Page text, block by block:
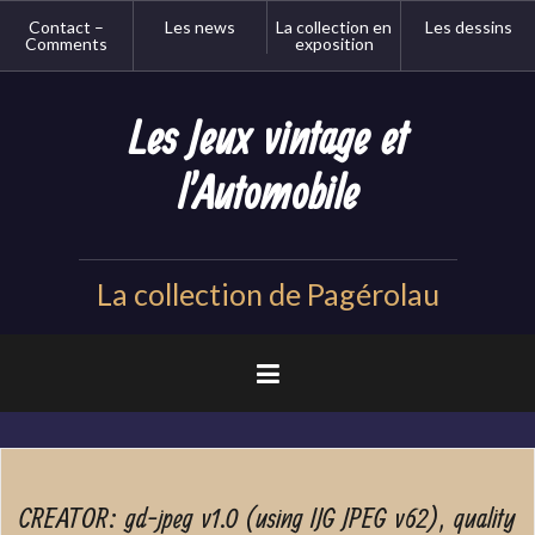
Contact –
Comments
Les news
La collection en
exposition
Les dessins
Les Jeux vintage et
l'Automobile
La collection de Pagérolau
CREATOR: gd-jpeg v1.0 (using IJG JPEG v62), quality